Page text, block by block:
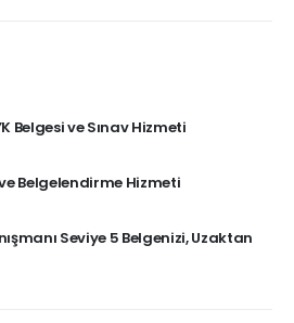
Belgesi ve Sınav Hizmeti
Belgelendirme Hizmeti
Seviye 5 Belgenizi, Uzaktan